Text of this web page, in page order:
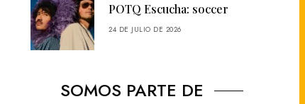
POTQ Escucha: soccer
24 DE JULIO DE 2026
SOMOS PARTE DE